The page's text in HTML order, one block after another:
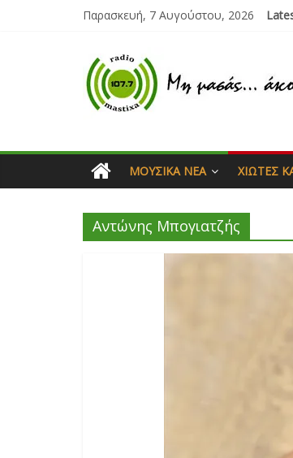
Παρασκευή, 7 Αυγούστου, 2026
ΜΟΥΣΙΚΆ ΝΈΑ ΧΙΏΤΕΣ
Αντώνης Μπογιατζής